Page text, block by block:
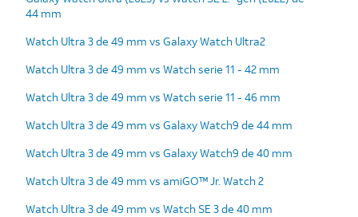
44 mm
Watch Ultra 3 de 49 mm vs Galaxy Watch Ultra2
Watch Ultra 3 de 49 mm vs Watch serie 11 - 42 mm
Watch Ultra 3 de 49 mm vs Watch serie 11 - 46 mm
Watch Ultra 3 de 49 mm vs Galaxy Watch9 de 44 mm
Watch Ultra 3 de 49 mm vs Galaxy Watch9 de 40 mm
Watch Ultra 3 de 49 mm vs amiGO™ Jr. Watch 2
Watch Ultra 3 de 49 mm vs Watch SE 3 de 40 mm